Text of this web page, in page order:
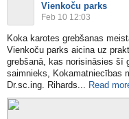
Vienkoču parks
Feb 10 12:03
Koka karotes grebšanas
Vienkoču parks aicina uz
grebšanā, kas norisināsies šī
saimnieks, Kokamatniecības
Dr.sc.ing. Rihards​... Read